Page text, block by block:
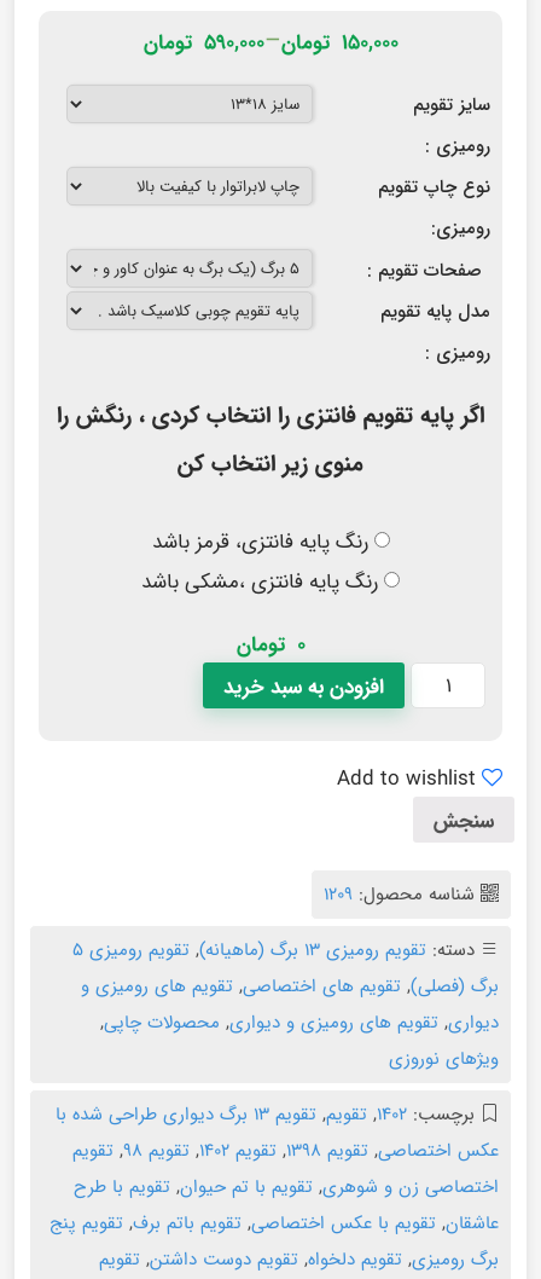
۱۵۰,۰۰۰ تومان–۵۹۰,۰۰۰ تومان
سایز تقویم
رومیزی :
نوع چاپ تقویم
رومیزی:
صفحات تقویم :
مدل پایه تقویم
رومیزی :
اگر پایه تقویم فانتزی را انتخاب کردی ، رنگش را
منوی زیر انتخاب کن
رنگ پایه فانتزی، قرمز باشد
رنگ پایه فانتزی ،مشکی باشد
0 تومان
افزودن به سبد خرید
Add to wishlist
سنجش
شناسه محصول: ۱۲۰۹
دسته: تقویم رومیزی ۱۳ برگ (ماهیانه) ,
تقویم رومیزی ۵
برگ (فصلی), تقویم های اختصاصی, تقویم های رومیزی و
دیواری, تقویم های رومیزی و دیواری, محصولات چاپی,
ویژهای نوروزی
برچسب: ۱۴۰۲, تقویم,
تقویم ۱۳ برگ دیواری طراحی شده با
عکس اختصاصی, تقویم ۱۳۹۸ , تقویم ۱۴۰۲ , تقویم ۹۸ , تقویم
اختصاصی زن و شوهری, تقویم با تم حیوان, تقویم با طرح
عاشقان, تقویم با عکس اختصاصی, تقویم باتم برف, تقویم پنج
برگ رومیزی, تقویم دلخواه, تقویم دوست داشتن, تقویم